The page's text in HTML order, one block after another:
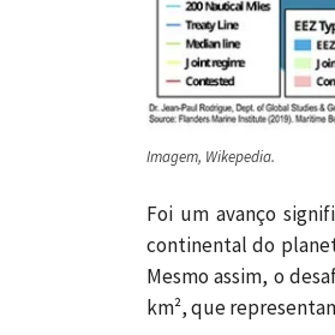
Imagem, Wikepedia.
Foi um avanço
continental do
Mesmo assim, o
km², que